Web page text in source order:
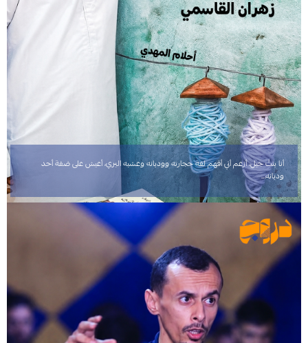
أنا بنتُ جبل، أزعم أني أفهم لغة حجارته ووديانه وعشبه البري، أعيش على ضفة أحد
وديانه…